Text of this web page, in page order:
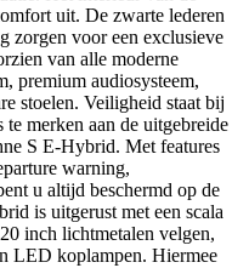
uit. De zwarte lederen
zorgen voor een exclusieve
van alle moderne
premium audiosysteem,
stoelen. Veiligheid staat bij
merken aan de uitgebreide
S E-Hybrid. Met features
warning,
u altijd beschermd op de
is uitgerust met een scala
inch lichtmetalen velgen,
LED koplampen. Hiermee